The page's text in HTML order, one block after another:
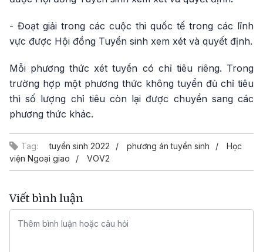
- Đoạt giải trong các cuộc thi quốc tế trong các lĩnh
vực được Hội đồng Tuyển sinh xem xét và quyết định.
Mỗi phương thức xét tuyển có chỉ tiêu riêng. Trong
trường hợp một phương thức không tuyển đủ chỉ tiêu
thì số lượng chỉ tiêu còn lại được chuyển sang các
phương thức khác.
Tag: tuyển sinh 2022 phương án tuyển sinh
Học
viện Ngoại giao
VOV2
Viết bình luận